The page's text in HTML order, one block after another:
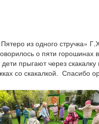
из одного стручка»
о пяти горошинах
прыгают через
со скакалкой.  Спасибо